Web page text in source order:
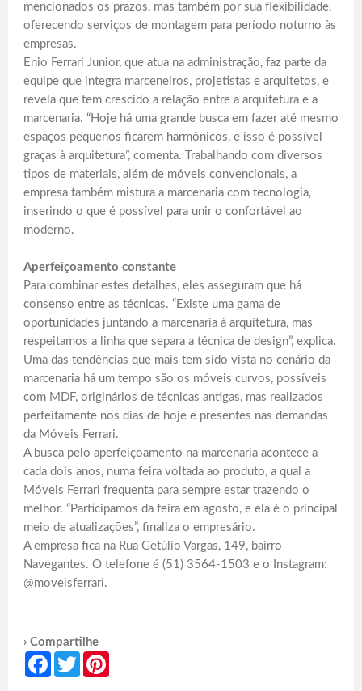
mencionados os prazos, mas também por sua flexibilidade,
oferecendo serviços de montagem para período noturno às
empresas.
Enio Ferrari Junior, que atua na administração, faz parte da
equipe que integra marceneiros, projetistas e arquitetos, e
revela que tem crescido a relação entre a arquitetura e a
marcenaria. “Hoje há uma grande busca em fazer até mesmo
espaços pequenos ficarem harmônicos, e isso é possível
graças à arquitetura”, comenta. Trabalhando com diversos
tipos de materiais, além de móveis convencionais, a
empresa também mistura a marcenaria com tecnologia,
inserindo o que é possível para unir o confortável ao
moderno.
Aperfeiçoamento constante
Para combinar estes detalhes, eles asseguram que há
consenso entre as técnicas. “Existe uma gama de
oportunidades juntando a marcenaria à arquitetura, mas
respeitamos a linha que separa a técnica de design”, explica.
Uma das tendências que mais tem sido vista no cenário da
marcenaria há um tempo são os móveis curvos, possíveis
com MDF, originários de técnicas antigas, mas realizados
perfeitamente nos dias de hoje e presentes nas demandas
da Móveis Ferrari.
A busca pelo aperfeiçoamento na marcenaria acontece a
cada dois anos, numa feira voltada ao produto, a qual a
Móveis Ferrari frequenta para sempre estar trazendo o
melhor. “Participamos da feira em agosto, e ela é o principal
meio de atualizações”, finaliza o empresário.
A empresa fica na Rua Getúlio Vargas, 149, bairro
Navegantes. O telefone é (51) 3564-1503 e o Instagram:
@moveisferrari.
› Compartilhe
FacebookTwitter